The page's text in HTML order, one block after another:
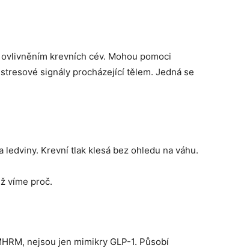
krevních cév. Mohou pomoci
signály procházející tělem. Jedná se
ledviny. Krevní tlak klesá bez ohledu na váhu.
víme proč.
nejsou jen mimikry GLP-1. Působí